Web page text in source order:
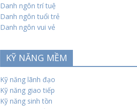
Danh ngôn trí tuệ
Danh ngôn tuổi trẻ
Danh ngôn vui vẻ
KỸ NĂNG MỀM
Kỹ năng lãnh đạo
Kỹ năng giao tiếp
Kỹ năng sinh tồn